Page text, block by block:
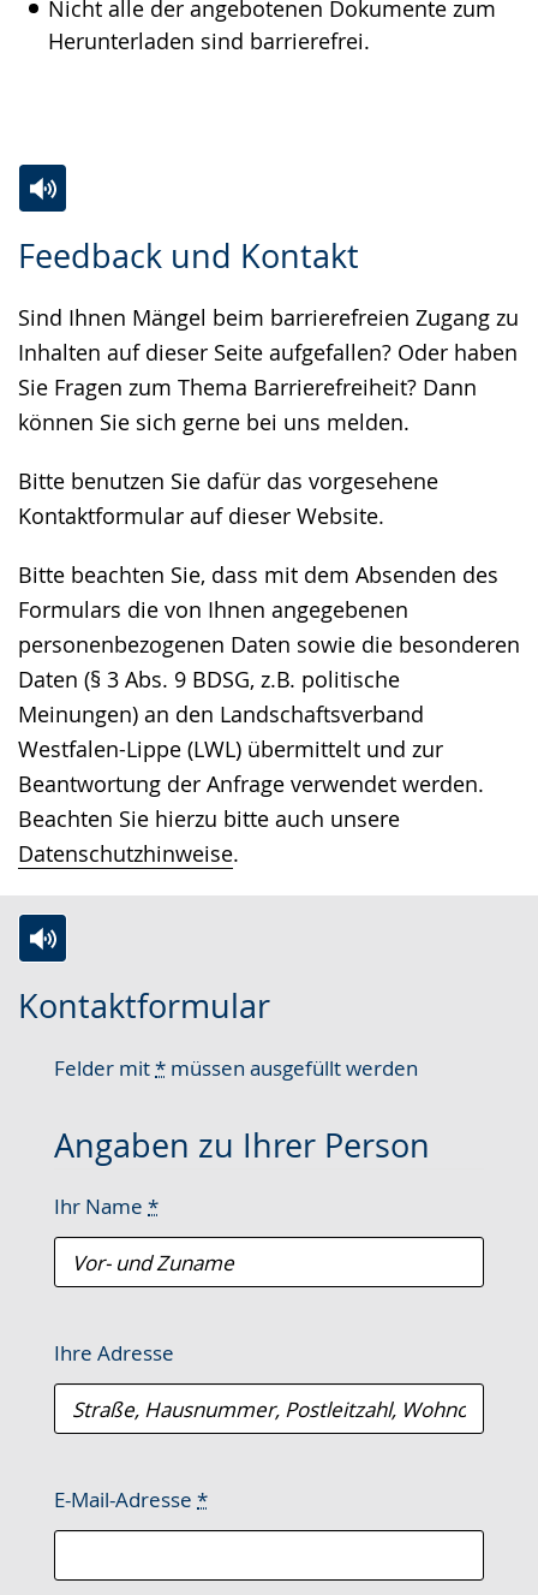
Nicht alle der angebotenen Dokumente zum
Herunterladen sind barrierefrei.
Feedback und Kontakt
Sind Ihnen Mängel beim barrierefreien Zugang zu
Inhalten auf dieser Seite aufgefallen? Oder haben
Sie Fragen zum Thema Barrierefreiheit? Dann
können Sie sich gerne bei uns melden.
Bitte benutzen Sie dafür das vorgesehene
Kontaktformular auf dieser Website.
Bitte beachten Sie, dass mit dem Absenden des
Formulars die von Ihnen angegebenen
personenbezogenen Daten sowie die besonderen
Daten (§ 3 Abs. 9 BDSG, z.B. politische
Meinungen) an den Landschaftsverband
Westfalen-Lippe (LWL) übermittelt und zur
Beantwortung der Anfrage verwendet werden.
Beachten Sie hierzu bitte auch unsere
Datenschutzhinweise.
Leichten
wechseln.
Audio-
Video
Deutscher
Gebärdensprache
wird
angezeigt.
Kontaktformular
Felder mit* müssen ausgefüllt werden
Angaben zu Ihrer Person
Ihr Name *
Ihre Adresse
E-Mail-Adresse *
Leichten
wechseln.
Audio-
Video
Deutscher
wird